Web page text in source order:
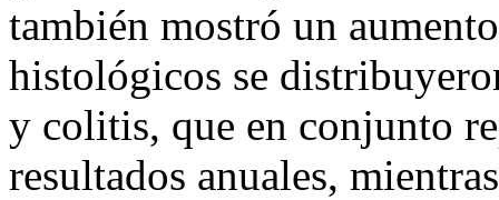
también mostró un
histológicos se
y colitis, que en conjunto
resultados anuales,